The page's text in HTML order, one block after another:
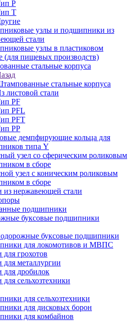
P
T
узлы и подшипники из
стали
узлы в пластиковом
(для пищевых производств)
стальные корпуса
стальные корпуса
листовой стали
PF
PFL
PFT
PP
демпфирующие кольца для
типа Y
узел со сферическим роликовым
в сборе
узел с коническим роликовым
в сборе
нержавеющей стали
подшипники
буксовые подшипники
буксовые подшипники
для локомотивов и МВПС
грохотов
металлургии
дробилок
сельхозтехники
для сельхозтехники
для дисковых борон
для комбайнов